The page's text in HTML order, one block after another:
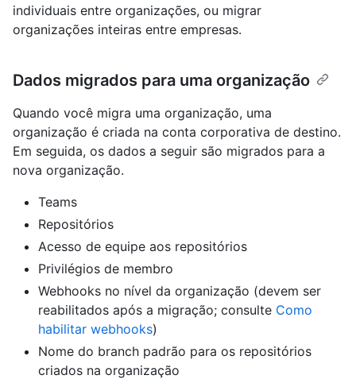
individuais entre organizações, ou migrar
organizações inteiras entre empresas.
Dados migrados para uma organização
Quando você migra uma organização, uma
organização é criada na conta corporativa de destino.
Em seguida, os dados a seguir são migrados para a
nova organização.
Teams
Repositórios
Acesso de equipe aos repositórios
Privilégios de membro
Webhooks no nível da organização (devem ser
reabilitados após a migração; consulte Como
habilitar webhooks)
Nome do branch padrão para os repositórios
criados na organização